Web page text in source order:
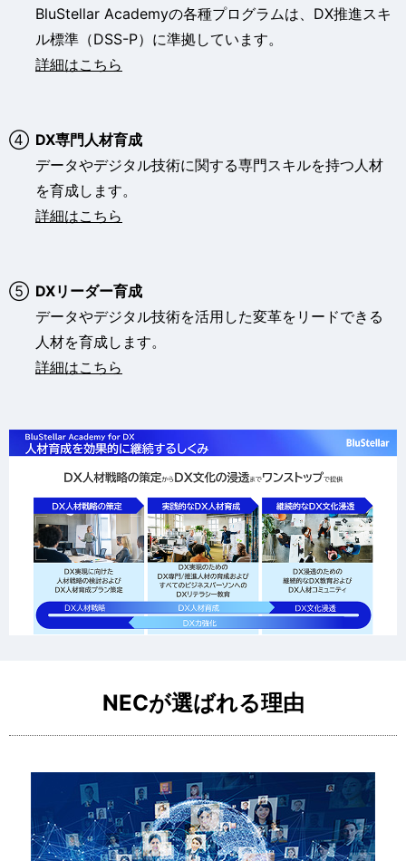
BluStellar Academyの各種プログラムは、DX推進スキ
ル標準（DSS-P）に準拠しています。
詳細はこちら
④ DX専門人材育成
データやデジタル技術に関する専門スキルを持つ人材
を育成します。
詳細はこちら
⑤ DXリーダー育成
データやデジタル技術を活用した変革をリードできる
人材を育成します。
詳細はこちら
NECが選ばれる理由